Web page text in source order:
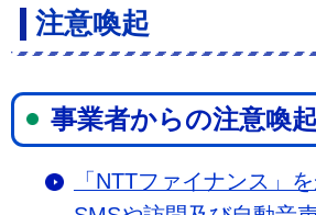
注意喚起
事業者からの注意喚起
「NTTファイナンス」